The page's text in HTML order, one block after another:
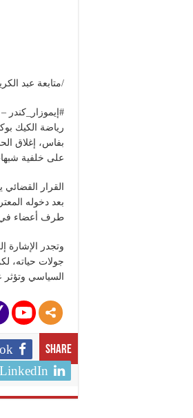
/متابعة عبد
رياضة الكيك
على خلفية
القرار
بعد دخوله
طرف أعضاء في
وتجدر
جولات حياته،
السياسي
Share
LinkedIn